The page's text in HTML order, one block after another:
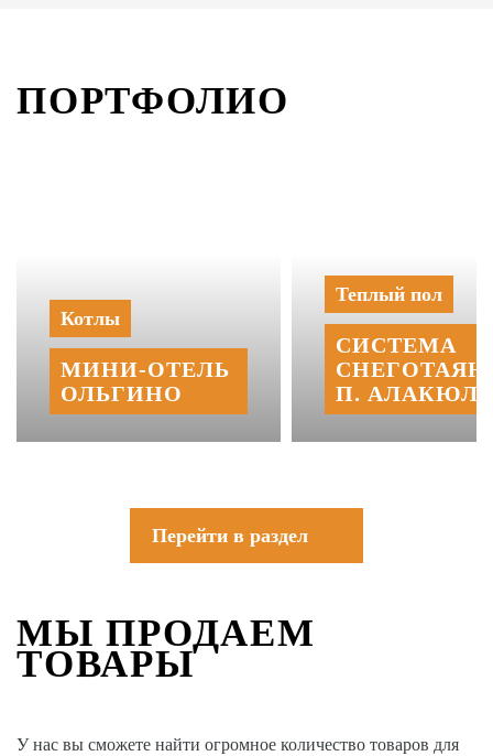
ПОРТФОЛИО
Котлы
МИНИ‑‏ОТЕЛЬ
ОЛЬГИНО
Теплый пол
СИСТЕМА
П.
Перейти в раздел
МЫ ПРОДАЕМ
ТОВАРЫ
У нас вы сможете найти огромное количество товаров для